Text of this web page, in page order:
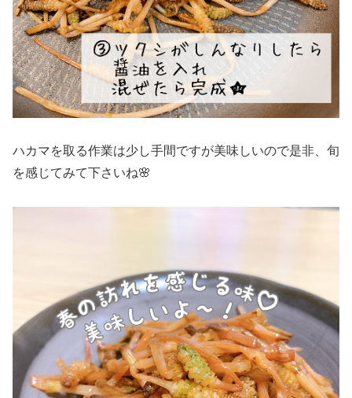
ハカマを取る作業は少し手間ですが美味しいので是非、旬
を感じてみて下さいね🌸